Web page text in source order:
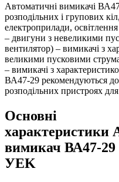
Автоматичні вимикачі
розподільних і групових
електроприлади,
– двигуни з невеликими
вентилятор) – вимикачі з
великими пусковими
– вимикачі з
ВА47-29 рекомендуються до
розподільних пристроях
Основні
характеристики
вимикач ВА47-
УEK